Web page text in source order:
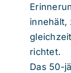
innehält,
richtet.
Das 50-